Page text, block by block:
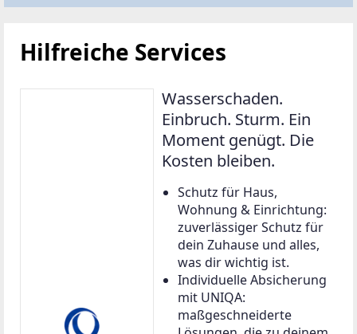
Hilfreiche Services
Wasserschaden.
Einbruch. Sturm. Ein
Moment genügt. Die
Kosten bleiben.
Schutz für Haus,
Wohnung & Einrichtung:
zuverlässiger Schutz für
dein Zuhause und alles,
was dir wichtig ist.
Individuelle Absicherung
mit UNIQA:
maßgeschneiderte